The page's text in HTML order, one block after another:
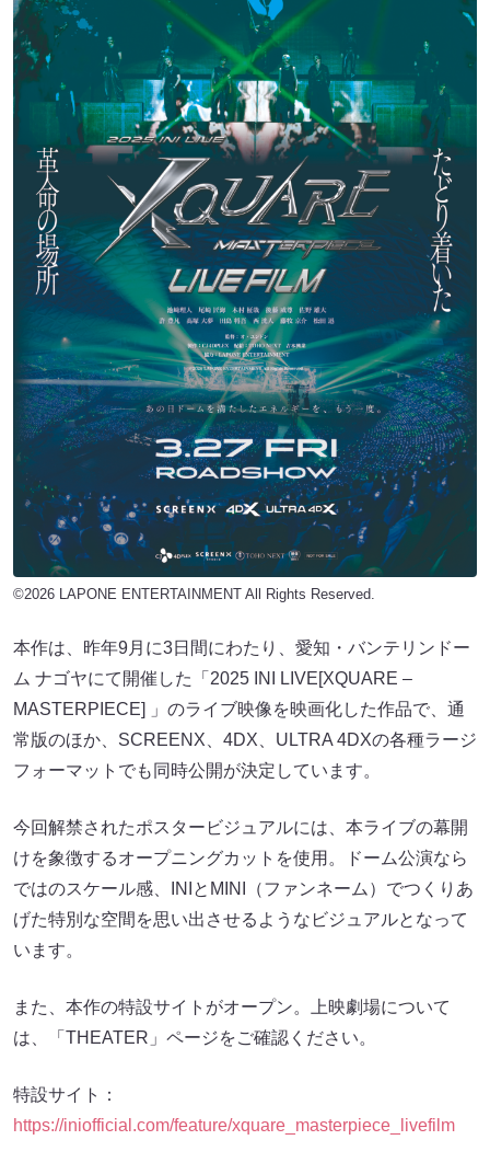
©2026 LAPONE ENTERTAINMENT All Rights Reserved.
本作は、昨年9月に3日間にわたり、愛知・バンテリンドー
ム ナゴヤにて開催した「2025 INI LIVE[XQUARE –
MASTERPIECE] 」のライブ映像を映画化した作品で、通
常版のほか、SCREENX、4DX、ULTRA 4DXの各種ラージ
フォーマットでも同時公開が決定しています。
今回解禁されたポスタービジュアルには、本ライブの幕開
けを象徴するオープニングカットを使用。ドーム公演なら
ではのスケール感、INIとMINI（ファンネーム）でつくりあ
げた特別な空間を思い出させるようなビジュアルとなって
います。
また、本作の特設サイトがオープン。上映劇場について
は、「THEATER」ページをご確認ください。
特設サイト：
https://iniofficial.com/feature/xquare_masterpiece_livefilm